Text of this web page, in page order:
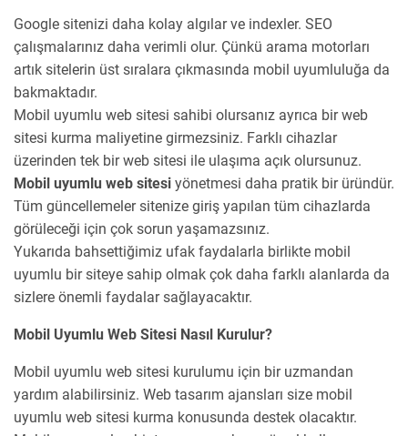
Google sitenizi daha kolay algılar ve indexler. SEO
çalışmalarınız daha verimli olur. Çünkü arama motorları
artık sitelerin üst sıralara çıkmasında mobil uyumluluğa da
bakmaktadır.
Mobil uyumlu web sitesi sahibi olursanız ayrıca bir web
sitesi kurma maliyetine girmezsiniz. Farklı cihazlar
üzerinden tek bir web sitesi ile ulaşıma açık olursunuz.
Mobil uyumlu web sitesi yönetmesi daha pratik bir üründür.
Tüm güncellemeler sitenize giriş yapılan tüm cihazlarda
görüleceği için çok sorun yaşamazsınız.
Yukarıda bahsettiğimiz ufak faydalarla birlikte mobil
uyumlu bir siteye sahip olmak çok daha farklı alanlarda da
sizlere önemli faydalar sağlayacaktır.
Mobil Uyumlu Web Sitesi Nasıl Kurulur?
Mobil uyumlu web sitesi kurulumu için bir uzmandan
yardım alabilirsiniz. Web tasarım ajansları size mobil
uyumlu web sitesi kurma konusunda destek olacaktır.